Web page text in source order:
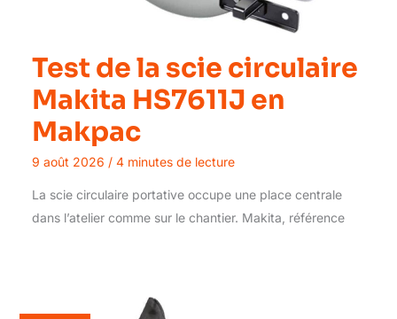
Test de la scie circulaire
Makita HS7611J en
Makpac
9 août 2026 / 4 minutes de lecture
La scie circulaire portative occupe une place centrale
dans l’atelier comme sur le chantier. Makita, référence